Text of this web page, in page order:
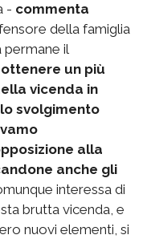
- commenta
della famiglia
permane il
un più
vicenda in
svolgimento
alla
anche gli
interessa di
brutta vicenda, e
nuovi elementi, si